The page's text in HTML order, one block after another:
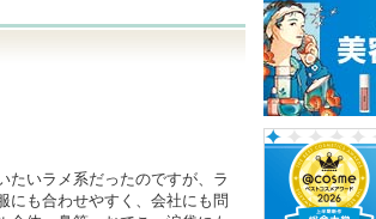
たいラメ系だったのですが、ラ
にも合わせやすく、会社にも問